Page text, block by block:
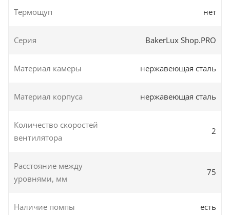
Термощуп нет
Серия BakerLux Shop.PRO
Материал камеры нержавеющая сталь
Материал корпуса нержавеющая сталь
Количество скоростей
вентилятора
2
Расстояние между
уровнями, мм
75
Наличие помпы есть